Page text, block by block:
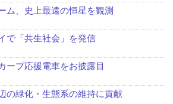
ム、史上最遠の恒星を観測
で「共生社会」を発信
ープ応援電車をお披露目
の緑化・生態系の維持に貢献